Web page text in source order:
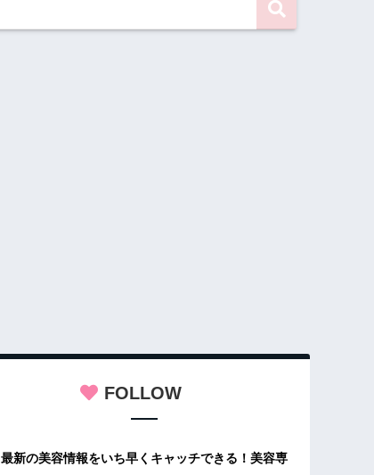
FOLLOW
最新の美容情報をいち早くキャッチできる！美容専